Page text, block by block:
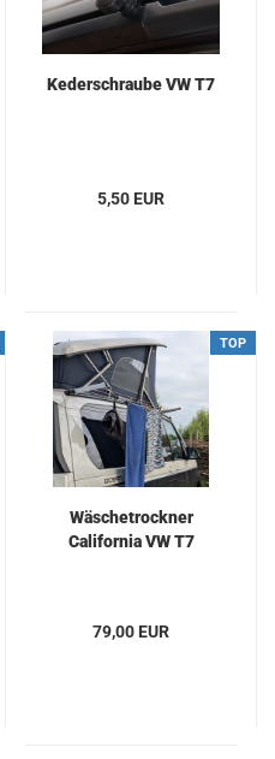
Kederschraube VW T7
5,50 EUR
TOP
Wäschetrockner
California VW T7
79,00 EUR